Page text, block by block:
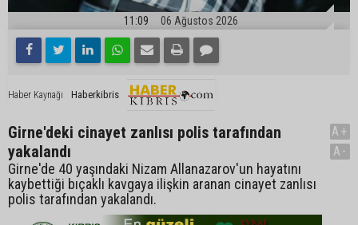
11:09 06 Ağustos 2026
Haber Kaynağı Haberkibris
Girne'deki cinayet zanlısı polis tarafından
yakalandı
Girne'de 40 yaşındaki Nizam Allanazarov'un hayatını
kaybettiği bıçaklı kavgaya ilişkin aranan cinayet zanlısı
polis tarafından yakalandı.
A+
A-